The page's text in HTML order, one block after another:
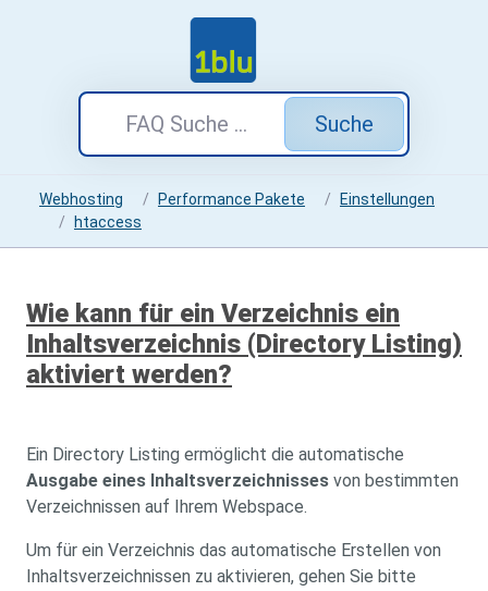
Suche
Webhosting Performance Pakete
Einstellungen
htaccess
Wie kann für ein Verzeichnis ein
Inhaltsverzeichnis (Directory Listing)
aktiviert werden?
Ein Directory Listing ermöglicht die automatische
Ausgabe eines Inhaltsverzeichnisses von bestimmten
Verzeichnissen auf Ihrem Webspace.
Um für ein Verzeichnis das automatische Erstellen von
Inhaltsverzeichnissen zu aktivieren, gehen Sie bitte